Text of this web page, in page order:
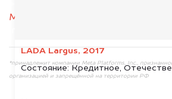
LADA Largus, 2017
Состояние: Кредитное,
MAX
*принадлежит компании Meta Platforms, Inc.,
организацией и запрещённой на территории РФ